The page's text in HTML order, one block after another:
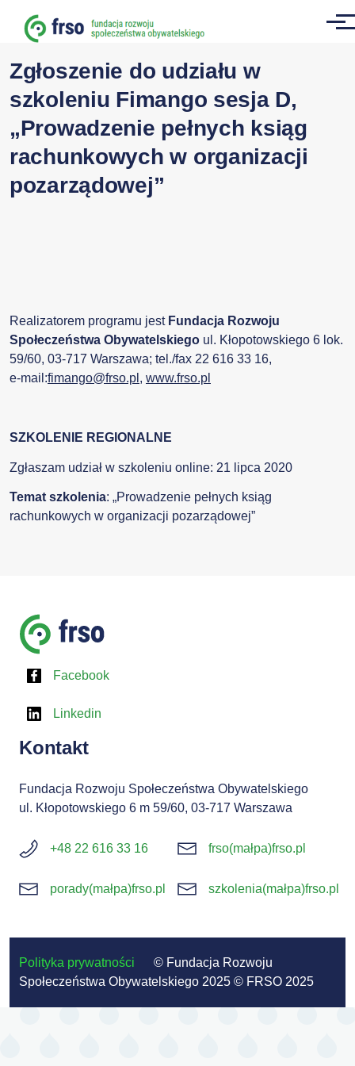
Zgłoszenie do udziału w
szkoleniu Fimango sesja D,
„Prowadzenie pełnych ksiąg
rachunkowych w organizacji
pozarządowej”
Realizatorem programu jest Fundacja Rozwoju
Społeczeństwa Obywatelskiego ul. Kłopotowskiego 6 lok.
59/60, 03-717 Warszawa; tel./fax 22 616 33 16,
e-mail:fimango@frso.pl , www.frso.pl
SZKOLENIE REGIONALNE
Zgłaszam udział w szkoleniu online: 21 lipca 2020
Temat szkolenia: „Prowadzenie pełnych ksiąg
rachunkowych w organizacji pozarządowej”
Facebook
Linkedin
Kontakt
Fundacja Rozwoju Społeczeństwa Obywatelskiego
ul. Kłopotowskiego 6 m 59/60, 03-717 Warszawa
+48 22 616 33 16 frso(małpa)frso.pl
porady(małpa)frso.pl szkolenia(małpa)frso.pl
Polityka prywatności
© Fundacja Rozwoju
Społeczeństwa Obywatelskiego 2025 © FRSO 2025